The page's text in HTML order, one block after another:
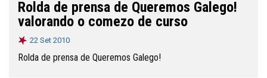
Rolda de prensa de Queremos Galego!
valorando o comezo de curso
22 Set 2010
Rolda de prensa de Queremos Galego!